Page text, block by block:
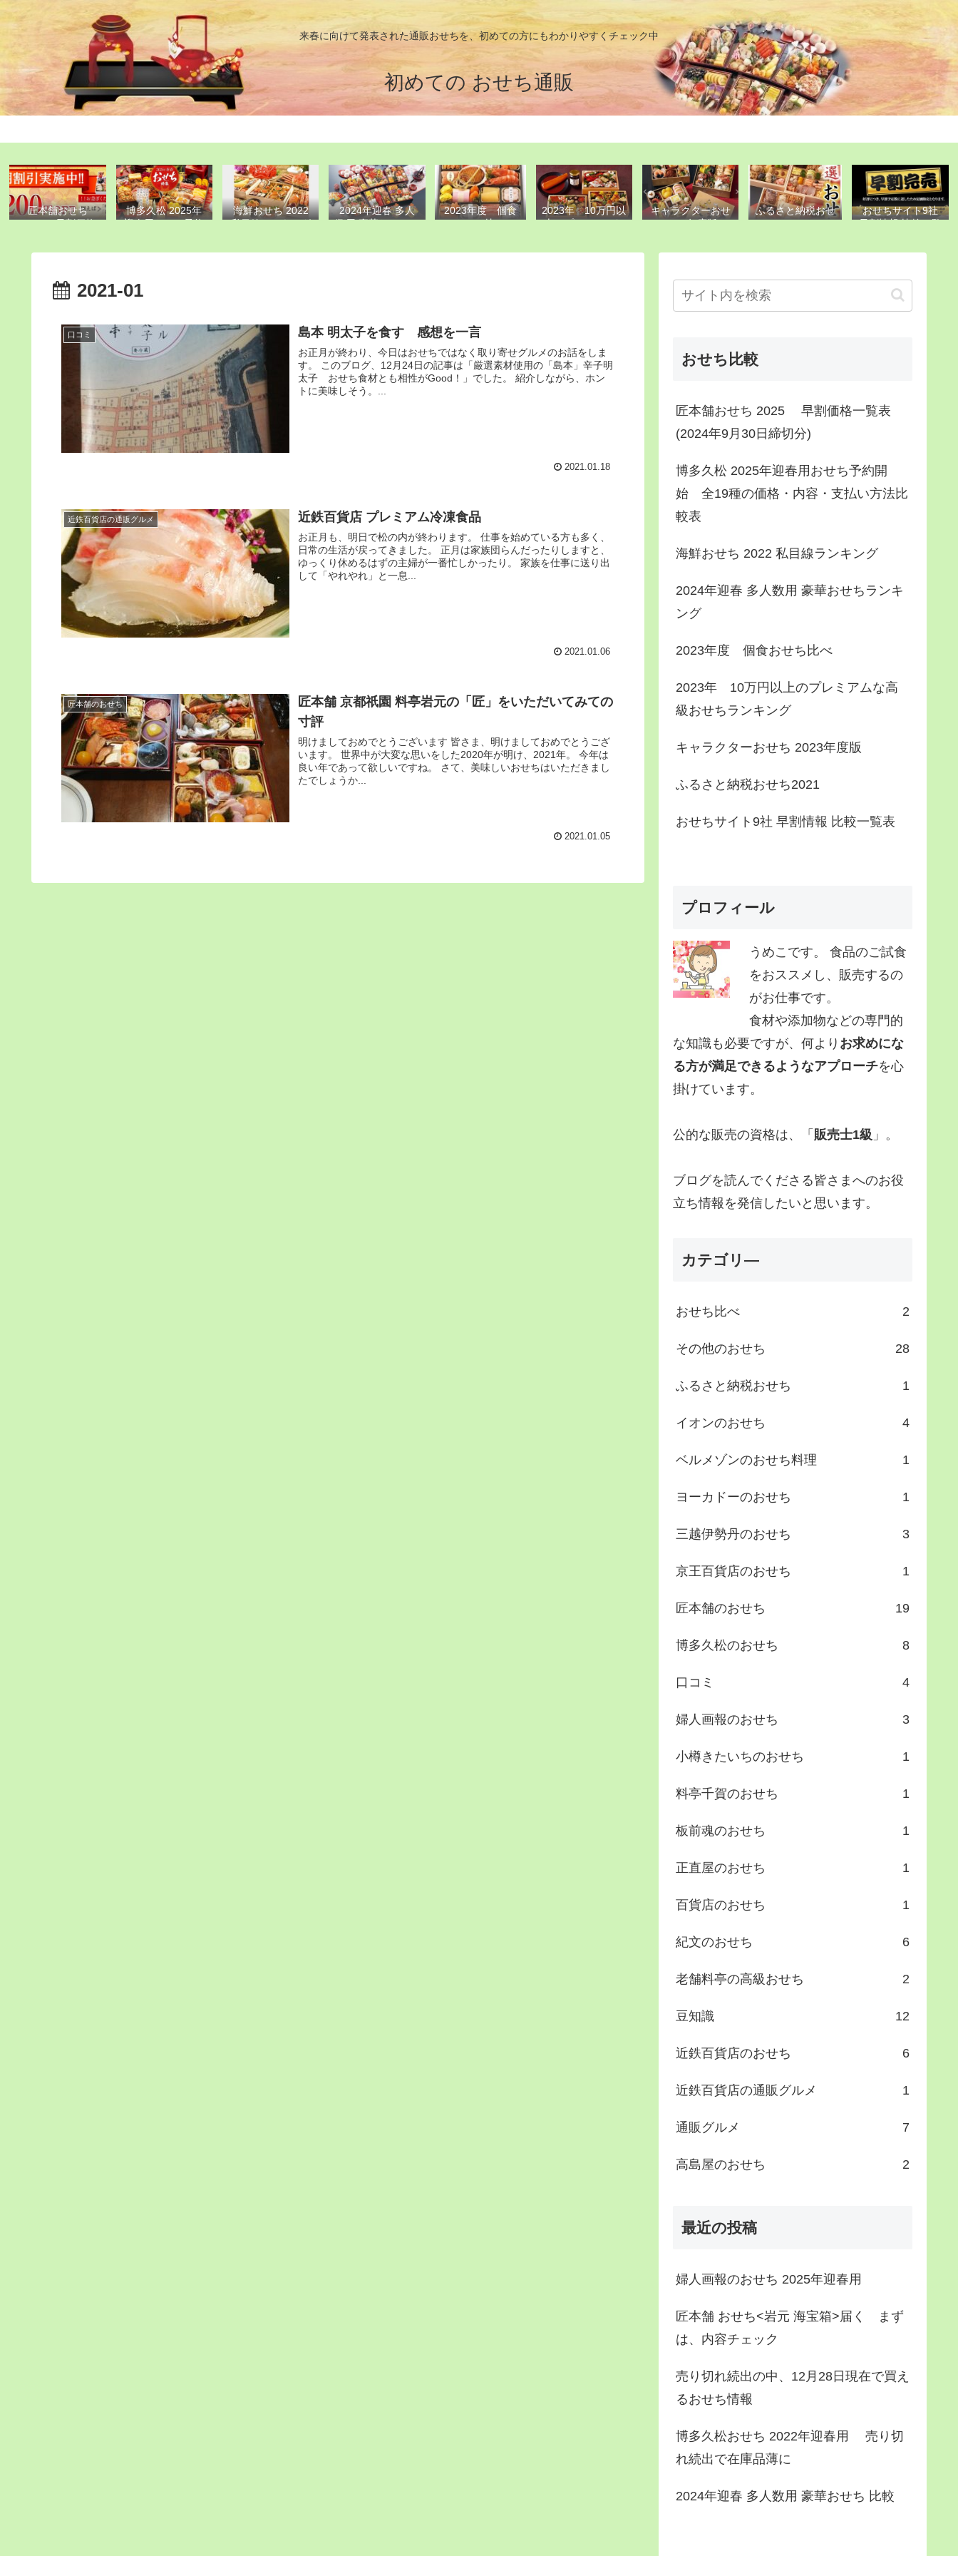
来春に向けて発表された通販おせちを、初めての方にもわかりやすくチェック中
初めての おせち通販
匠本舗おせち
2025 早割価格
博多久松 2025年
迎春用おせち予約
海鮮おせち 2022
私目線ランキング
2024年迎春 多人
数用 豪華おせちラ
2023年度 個食
おせち比べ
2023年 10万円以
上のプレミアムな
キャラクターおせ
ち 2023年度版
ふるさと納税おせ
ち2021
おせちサイト9社
早割情報 比較一覧
2021-01
口コミ 島本 明太子を食す 感想を一言
お正月が終わり、今日はおせちではなく取り寄せグルメのお話をしま
す。 このブログ、12月24日の記事は「厳選素材使用の「島本」辛子明
太子 おせち食材とも相性がGood！」でした。 紹介しながら、ホン
トに美味しそう。...
2021.01.18
近鉄百貨店の通販グルメ 近鉄百貨店 プレミアム冷凍食品
お正月も、明日で松の内が終わります。 仕事を始めている方も多く、
日常の生活が戻ってきました。 正月は家族団らんだったりしますと、
ゆっくり休めるはずの主婦が一番忙しかったり。 家族を仕事に送り出
して「やれやれ」と一息...
2021.01.06
匠本舗のおせち
匠本舗 京都祇園 料亭岩元の「匠」をいただいてみての
寸評
明けましておめでとうございます 皆さま、明けましておめでとうござ
います。 世界中が大変な思いをした2020年が明け、2021年。 今年は
良い年であって欲しいですね。 さて、美味しいおせちはいただきまし
たでしょうか...
2021.01.05
おせち比較
匠本舗おせち 2025 早割価格一覧表
(2024年9月30日締切分)
博多久松 2025年迎春用おせち予約開
始 全19種の価格・内容・支払い方法比
較表
海鮮おせち 2022 私目線ランキング
2024年迎春 多人数用 豪華おせちランキ
ング
2023年度 個食おせち比べ
2023年 10万円以上のプレミアムな高
級おせちランキング
キャラクターおせち 2023年度版
ふるさと納税おせち2021
おせちサイト9社 早割情報 比較一覧表
プロフィール
うめこです。 食品のご試食
をおススメし、販売するの
がお仕事です。
食材や添加物などの専門的
な知識も必要ですが、何より お求めにな
る方が満足できるようなアプローチを心
掛けています。
公的な販売の資格は、「 販売士1級 」。
ブログを読んでくださる皆さまへのお役
立ち情報を発信したいと思います。
カテゴリ―
おせち比べ 2
その他のおせち 28
ふるさと納税おせち 1
イオンのおせち 4
ベルメゾンのおせち料理 1
ヨーカドーのおせち 1
三越伊勢丹のおせち 3
京王百貨店のおせち 1
匠本舗のおせち 19
博多久松のおせち 8
口コミ 4
婦人画報のおせち 3
小樽きたいちのおせち 1
料亭千賀のおせち 1
板前魂のおせち 1
正直屋のおせち 1
百貨店のおせち 1
紀文のおせち 6
老舗料亭の高級おせち 2
豆知識 12
近鉄百貨店のおせち 6
近鉄百貨店の通販グルメ 1
通販グルメ 7
高島屋のおせち 2
最近の投稿
婦人画報のおせち 2025年迎春用
匠本舗 おせち<岩元 海宝箱>届く まず
は、内容チェック
売り切れ続出の中、12月28日現在で買え
るおせち情報
博多久松おせち 2022年迎春用 売り切
れ続出で在庫品薄に
2024年迎春 多人数用 豪華おせち 比較